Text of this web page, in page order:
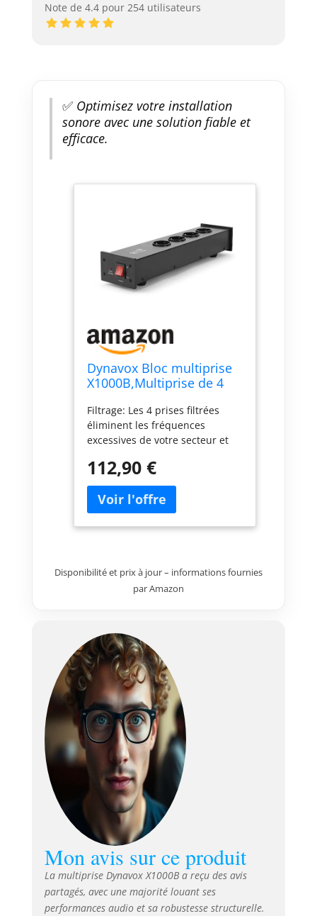
Note de 4.4 pour 254 utilisateurs
✅Optimisez votre installation
sonore avec une solution fiable et
efficace.
Dynavox Bloc multiprise
X1000B,Multiprise de 4
(Shuko) filtrées, LED
témoin de branchement
de la Phase, Coloris Noir
Filtrage: Les 4 prises filtrées
éliminent les fréquences
excessives de votre secteur et
bourdonnement Boîtier : le
boîtier de haute qualité au
design classique de la barre de
prise est durable et stable - Les
cadres en aluminium brossé
Branchements: 4 fiches terre
allemandes Schuko pour
pour vinyles Sécurité : le filtre
d'alimentation est doté d'un
fusible de protection de charge
jusqu'à 10 A, la charge de
courant des appareils connectés
est trop importante, interrompt
le fusible. Contenu de la
livraison : 1 filtre d'alimentation
Dynavox X1000, 1 câble
d'alimentation pour appareils à
froid, manuel d'utilisation
(français non garanti)
112,90 €
Disponibilité et prix à jour – informations fournies
par Amazon
Mon avis sur ce produit
La multiprise Dynavox X1000B a reçu des avis
partagés, avec une majorité louant ses
performances audio et sa robustesse structurelle.